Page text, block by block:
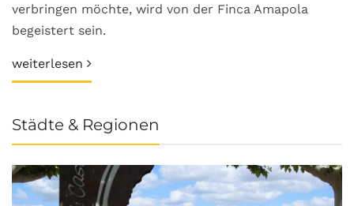
verbringen möchte, wird von der Finca Amapola
begeistert sein.
weiterlesen
Städte & Regionen